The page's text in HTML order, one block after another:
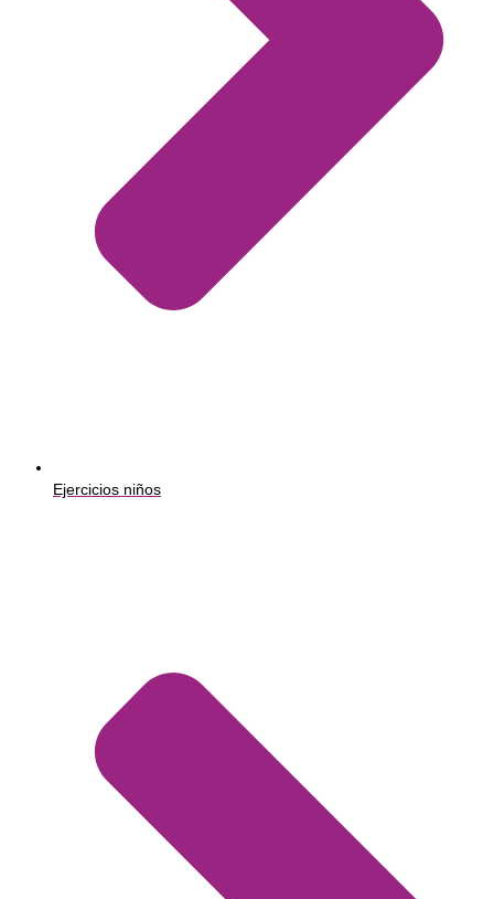
Ejercicios niños